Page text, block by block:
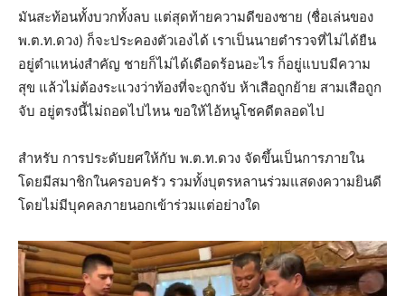
มันสะท้อนทั้งบวกทั้งลบ แต่สุดท้ายความดีของชาย (ชื่อเล่นของ
พ.ต.ท.ดวง) ก็จะประคองตัวเองได้ เราเป็นนายตำรวจที่ไม่ได้ยืน
อยู่ตำแหน่งสำคัญ ชายก็ไม่ได้เดือดร้อนอะไร ก็อยู่แบบมีความ
สุข แล้วไม่ต้องระแวงว่าท้องที่จะถูกจับ ห้าเสือถูกย้าย สามเสือถูก
จับ อยู่ตรงนี้ไม่ถอดไปไหน ขอให้ไอ้หนูโชคดีตลอดไป
สำหรับ การประดับยศให้กับ พ.ต.ท.ดวง จัดขึ้นเป็นการภายใน
โดยมีสมาชิกในครอบครัว รวมทั้งบุตรหลานร่วมแสดงความยินดี
โดยไม่มีบุคคลภายนอกเข้าร่วมแต่อย่างใด